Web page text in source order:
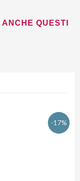
QUESTI
-17%